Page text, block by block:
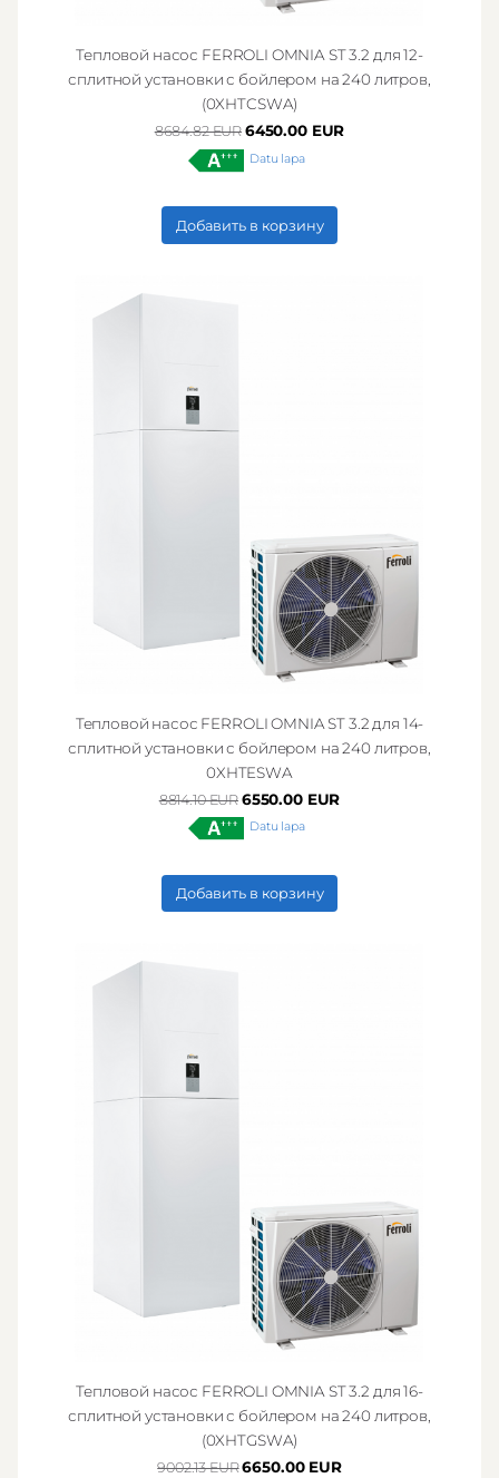
Тепловой насос FERROLI OMNIA ST 3.2 для 12-
сплитной установки с бойлером на 240 литров,
(0XHTCSWA)
8684.82 EUR 6450.00 EUR
Datu lapa
Добавить в корзину
Тепловой насос FERROLI OMNIA ST 3.2 для 14-
сплитной установки с бойлером на 240 литров,
0XHTESWA
8814.10 EUR 6550.00 EUR
Datu lapa
Добавить в корзину
Тепловой насос FERROLI OMNIA ST 3.2 для 16-
сплитной установки с бойлером на 240 литров,
(0XHTGSWA)
9002.13 EUR6650.00 EUR